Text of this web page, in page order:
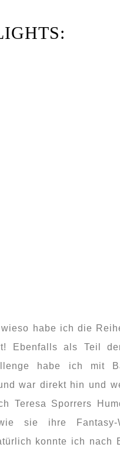
wieso habe ich die
Ebenfalls als Teil
habe ich mit
war direkt hin und
Teresa Sporrers
sie ihre Fantasy-
konnte ich nach